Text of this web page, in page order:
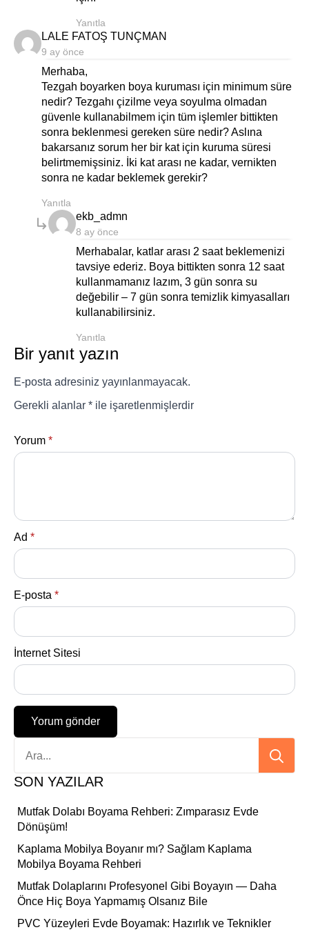
Yanıtla
LALE FATOŞ TUNÇMAN
9 ay önce
Merhaba,
Tezgah boyarken boya kuruması için minimum süre
nedir? Tezgahı çizilme veya soyulma olmadan
güvenle kullanabilmem için tüm işlemler bittikten
sonra beklenmesi gereken süre nedir? Aslına
bakarsanız sorum her bir kat için kuruma süresi
belirtmemişsiniz. İki kat arası ne kadar, vernikten
sonra ne kadar beklemek gerekir?
Yanıtla
ekb_admn
8 ay önce
Merhabalar, katlar arası 2 saat beklemenizi
tavsiye ederiz. Boya bittikten sonra 12 saat
kullanmamanız lazım, 3 gün sonra su
değebilir – 7 gün sonra temizlik kimyasalları
kullanabilirsiniz.
Yanıtla
Bir yanıt yazın
E-posta adresiniz yayınlanmayacak.
Gerekli alanlar * ile işaretlenmişlerdir
Yorum *
Ad *
E-posta *
İnternet Sitesi
SON YAZILAR
Mutfak Dolabı Boyama Rehberi: Zımparasız Evde
Dönüşüm!
Kaplama Mobilya Boyanır mı? Sağlam Kaplama
Mobilya Boyama Rehberi
Mutfak Dolaplarını Profesyonel Gibi Boyayın — Daha
Önce Hiç Boya Yapmamış Olsanız Bile
PVC Yüzeyleri Evde Boyamak: Hazırlık ve Teknikler